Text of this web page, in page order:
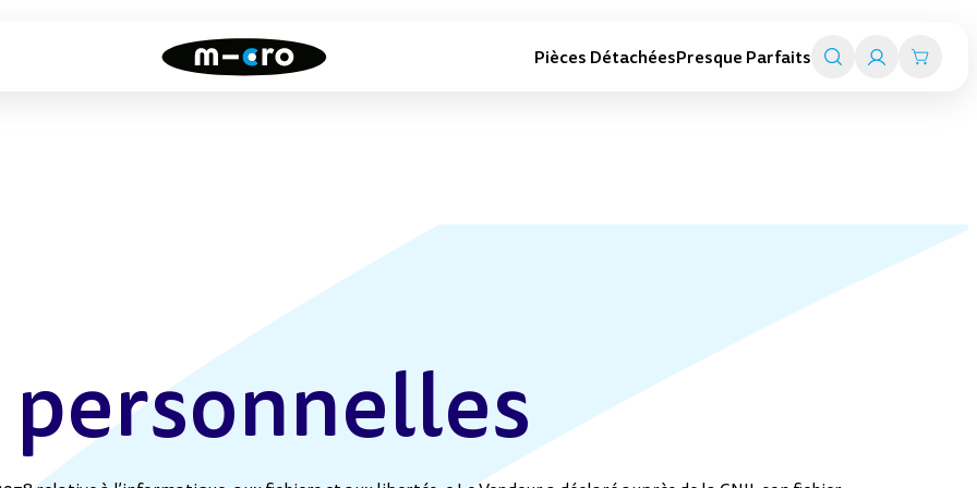
Pièces DétachéesPresque Parfaits
Tout l'univers Smart travel
personnelles